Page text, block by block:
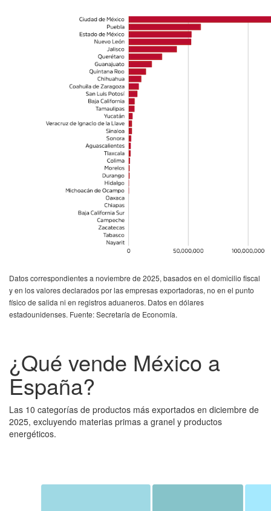
Datos correspondientes a noviembre de 2025, basados en el domicilio fiscal
y en los valores declarados por las empresas exportadoras, no en el punto
físico de salida ni en registros aduaneros. Datos en dólares
estadounidenses. Fuente: Secretaría de Economía.
¿Qué vende México a
España?
Las 10 categorías de productos más exportados en diciembre de
2025, excluyendo materias primas a granel y productos
energéticos.